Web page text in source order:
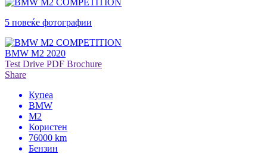
5 повеќе фотографии
BMW M2 2020
Test Drive PDF Brochure
Share
Купеа
BMW
M2
Користен
76000 km
Бензин